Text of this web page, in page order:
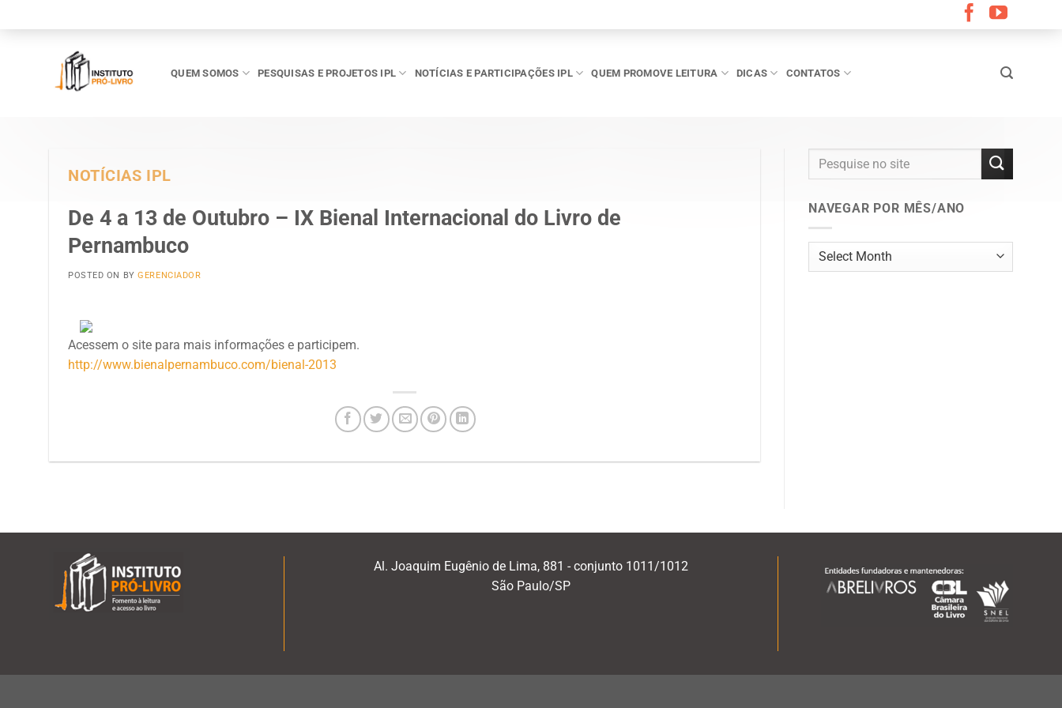
QUEM SOMOS PESQUISAS E PROJETOS IPL NOTÍCIAS E PARTICIPAÇÕES IPL QUEM PROMOVE LEITURA DICAS CONTATOS
NOTÍCIAS IPL
De 4 a 13 de Outubro – IX Bienal Internacional do Livro de
Pernambuco
POSTED ON BYGERENCIADOR
Acessem o site para mais informações e participem.
http://www.bienalpernambuco.com/bienal-2013
NAVEGAR POR MÊS/ANO
Navegar
por
Al. Joaquim Eugênio de Lima, 881 - conjunto 1011/1012
São Paulo/SP